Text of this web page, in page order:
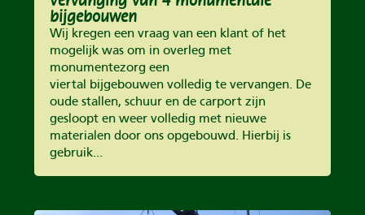
bijgebouwen
Wij kregen een vraag van een klant of het
mogelijk was om in overleg met
monumentezorg een
viertal bijgebouwen volledig te vervangen. De
oude stallen, schuur en de carport zijn
gesloopt en weer volledig met nieuwe
materialen door ons opgebouwd. Hierbij is
gebruik...